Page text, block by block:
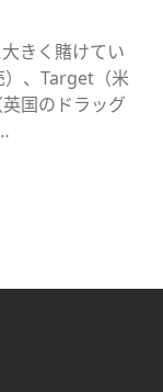
きく賭けてい
）、Target（米
国のドラッグ